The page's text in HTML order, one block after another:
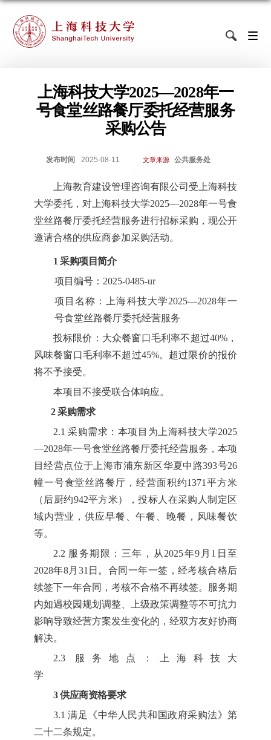
上海科技大学2025—2028年一
号食堂丝路餐厅委托经营服务
采购公告
发布时间 2025-08-11 文章来源 公共服务处
上海教育建设管理咨询有限公司受上海科技
大学委托，对上海科技大学2025—2028年一号食
堂丝路餐厅委托经营服务进行招标采购，现公开
邀请合格的供应商参加采购活动。
1 采购项目简介
项目编号：2025-0485-ur
项目名称：
上海科技大学2025—2028年一
号食堂丝路餐厅委托经营服务
投标限价：大众餐窗口毛利率不超过40%，
风味餐窗口毛利率不超过45%。超过限价的报价
将不予接受。
本项目不接受联合体响应。
2 采购需求
2.1 采购需求： 本项目为上海科技大学2025
—2028年一号食堂丝路餐厅委托经营服务，本项
目经营点位于上海市浦东新区华夏中路393号26
幢一号食堂丝路餐厅，经营面积约1371平方米
（后厨约942平方米），投标人在采购人制定区
域内营业，供应早餐、午餐、晚餐，风味餐饮
等。
2.2 服务期限 ： 三年，从 2025年9月1日至
2028年8月31日。合同一年一签，经考核合格后
续签下一年合同，考核不合格不再续签。服务期
内如遇校园规划调整、上级政策调整等不可抗力
影响导致经营方案发生变化的，经双方友好协商
解决。
2.3
服务地点 ：
上海科技大
学
3 供应商资格要求
3.1满足《中华人民共和国政府采购法》第
二十二条规定。